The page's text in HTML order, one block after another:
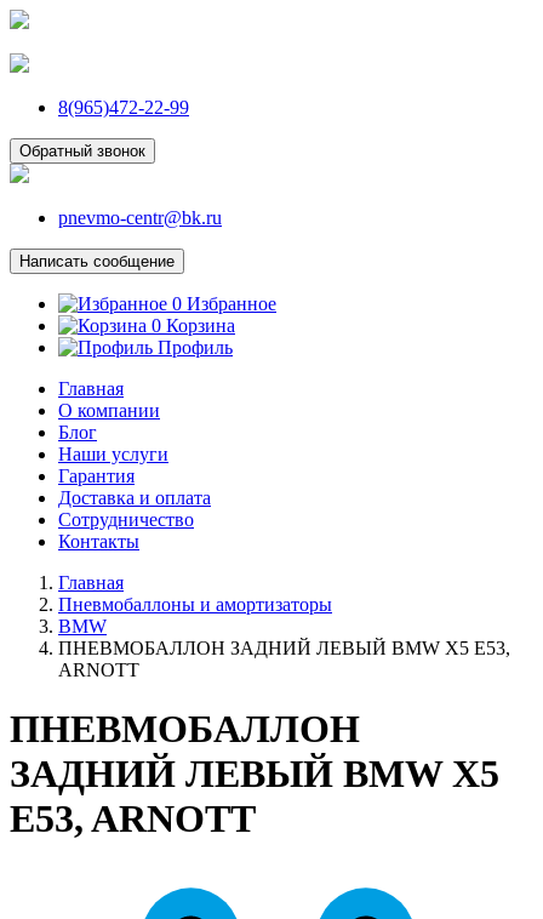
8(965)472-22-99
Обратный звонок
pnevmo-centr@bk.ru
Написать сообщение
0 Избранное
0 Корзина
Профиль
Главная
О компании
Блог
Наши услуги
Гарантия
Доставка и оплата
Сотрудничество
Контакты
Главная
Пневмобаллоны и амортизаторы
BMW
ПНЕВМОБАЛЛОН ЗАДНИЙ ЛЕВЫЙ BMW X5 E53,
ARNOTT
ПНЕВМОБАЛЛОН
ЗАДНИЙ ЛЕВЫЙ BMW X5
E53, ARNOTT